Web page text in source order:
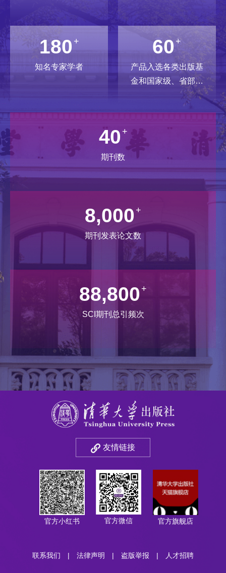
270 +
知名专家学者
90 +
产品入选各类出版基
金和国家级、省部级
规划项目数
60 +
期刊数
10,000
期刊发表论文数
111,000+
SCI期刊总引频次
友情链接
官方小红书 官方微信 官方旗舰店
联系我们 | 法律声明 | 盗版举报 | 人才招聘